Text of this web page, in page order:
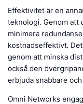
Effektivitet är en
teknologi. Genom att
minimera
kostnadseffektivt.
genom att minska
också den
erbjuda snabbare
Omni Networks